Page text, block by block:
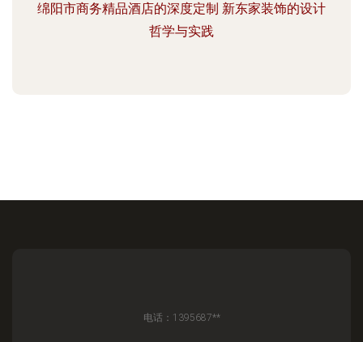
绵阳市商务精品酒店的深度定制 新东家装饰的设计
哲学与实践
电话：1395687**